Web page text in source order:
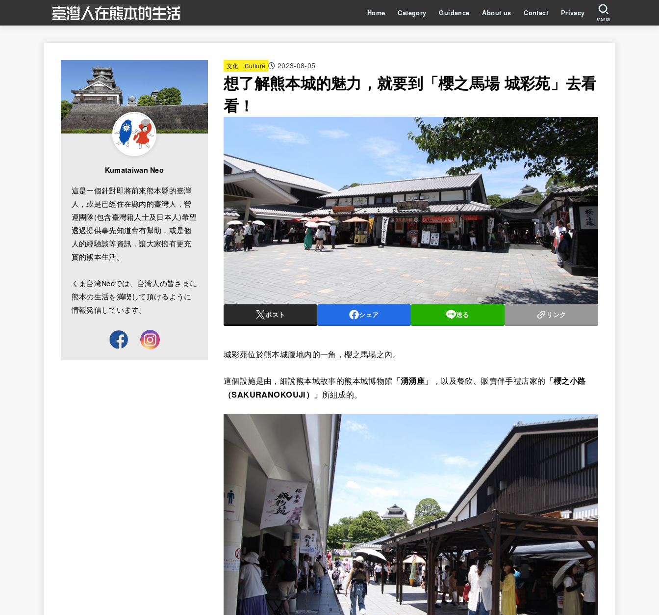
Home Category Guidance About us Contact Privacy
SEARCH
文化 Culture 2023-08-05
想了解熊本城的魅力，就要到「櫻之馬場 城彩苑」去看
看！
ポスト シェア 送る リンク
城彩苑位於熊本城腹地內的一角，櫻之馬場之內。
這個設施是由，細說熊本城故事的熊本城博物館 「湧湧座」 ，以及餐飲、販賣伴手禮店家的 「櫻之小路
（SAKURANOKOUJI）」 所組成的。
Kumataiwan Neo
這是一個針對即將前來熊本縣的臺灣
人，或是已經住在縣內的臺灣人，營
運團隊(包含臺灣籍人士及日本人)希望
透過提供事先知道會有幫助，或是個
人的經驗談等資訊，讓大家擁有更充
實的熊本生活。
くま台湾Neoでは、台湾人の皆さまに
熊本の生活を満喫して頂けるように
情報発信しています。